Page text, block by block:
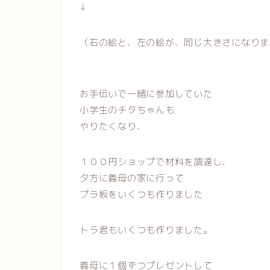
↓
（右の絵と、左の絵が、同じ大きさになり
お手伝いで一緒に参加していた
小学生のチタちゃんも
やりたくなり、
１００円ショップで材料を調達し、
夕方に義母の家に行って
プラ板をいくつも作りました
トラ君もいくつも作りました。
義母に１個ずつプレゼントして